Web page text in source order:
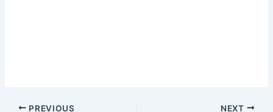
PREVIOUS NEXT